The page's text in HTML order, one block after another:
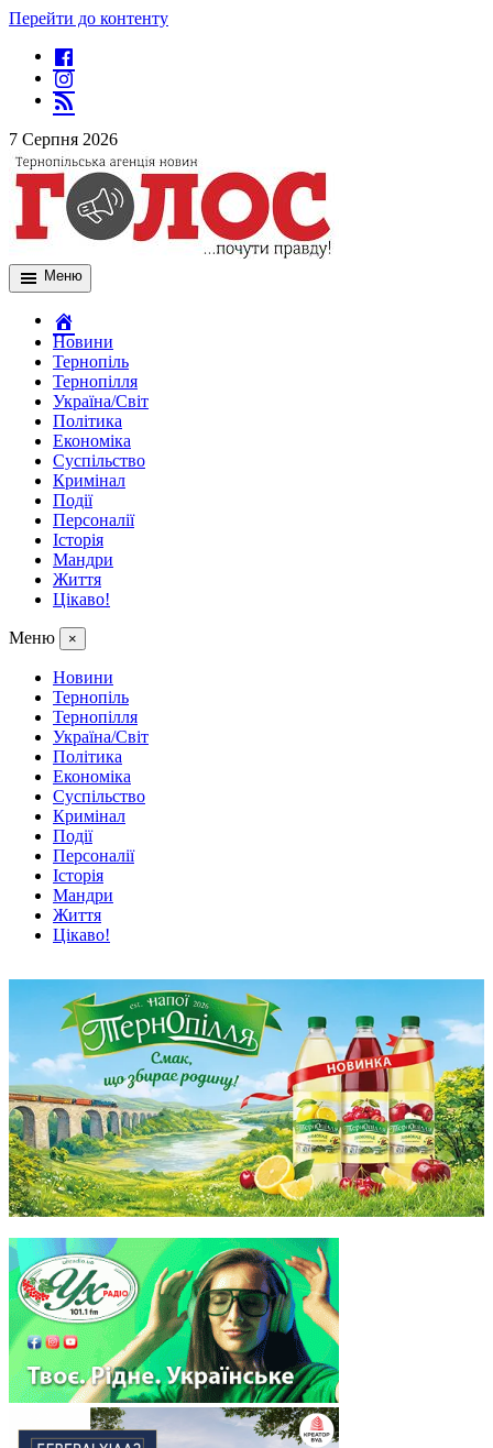
Перейти до контенту
7 Серпня 2026
Меню
Новини
Тернопіль
Тернопілля
Україна/Світ
Політика
Економіка
Суспільство
Кримінал
Події
Персоналії
Історія
Мандри
Життя
Цікаво!
Меню ×
Новини
Тернопіль
Тернопілля
Україна/Світ
Політика
Економіка
Суспільство
Кримінал
Події
Персоналії
Історія
Мандри
Життя
Цікаво!